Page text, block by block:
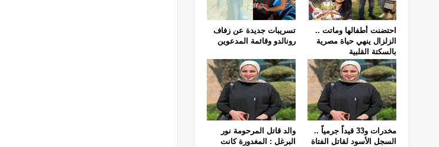
تسريبات جديدة عن زفاف
رونالدو وقائمة المدعوين
احتضنت أطفالها وماتت ..
الزلزال ينهي حياة مصرية
بالسكتة القلبية
والد قاتل المرحومة نور
البرغل : المغدورة كانت
مخدرات و33 قيداً جرمياً ..
السجل الأسود لقاتل الفتاة